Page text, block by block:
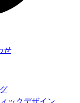
せ